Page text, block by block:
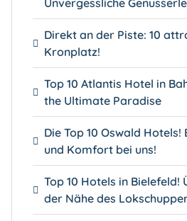
Unvergessliche
Direkt an der Piste: 10
Kronplatz!
Top 10 Atlantis Hotel in
the Ultimate Paradise
Die Top 10 Oswald Hotels!
und Komfort bei uns!
Top 10 Hotels in Bielefeld!
der Nähe des